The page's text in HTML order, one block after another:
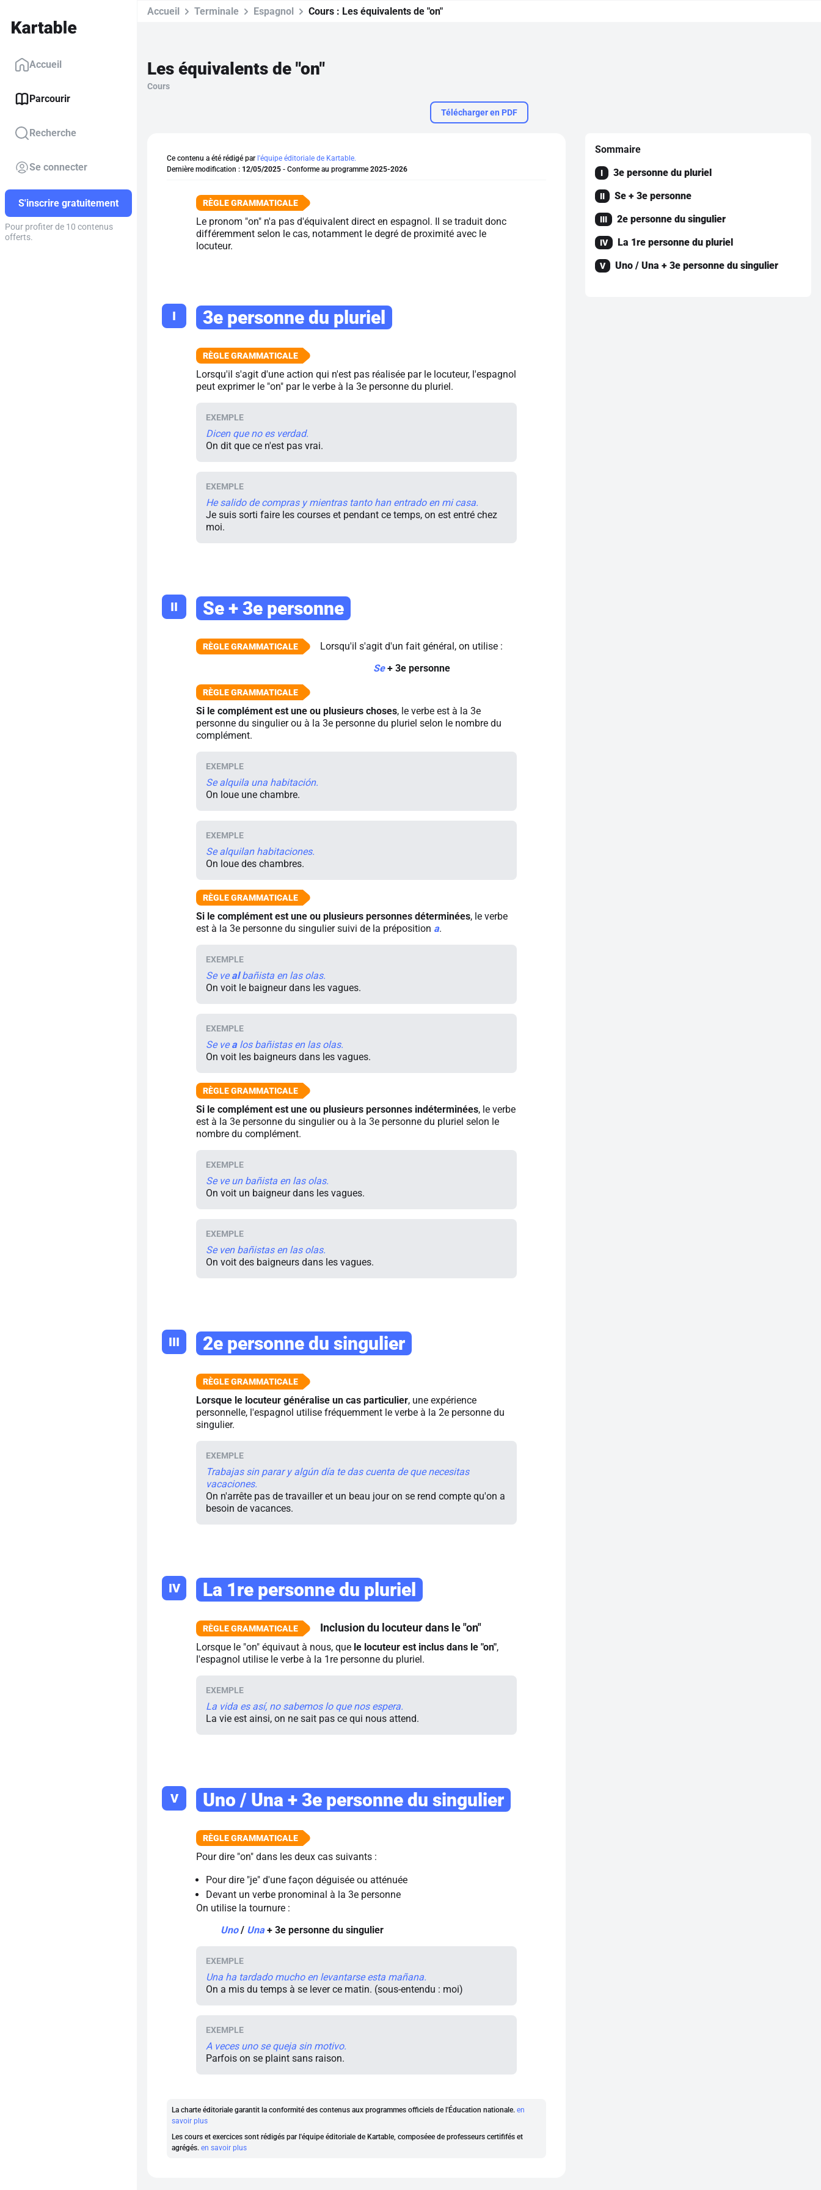
Accueil
Parcourir
Recherche
Se connecter
S'inscrire gratuitement
Pour profiter de 10 contenus
offerts.
Accueil Terminale Espagnol Cours : Les équivalents de "on"
Les équivalents de "on"
Cours
Télécharger en PDF
Sommaire
I 3e personne du pluriel
II Se + 3e personne
III 2e personne du singulier
IV La 1re personne du pluriel
V Uno / Una + 3e personne du singulier
Ce contenu a été rédigé par l'équipe éditoriale de Kartable.
Dernière modification : 12/05/2025 - Conforme au programme 2025-2026
Le pronom "on" n'a pas d'équivalent direct en espagnol. Il se traduit donc
différemment selon le cas, notamment le degré de proximité avec le
locuteur.
I 3e personne du pluriel
Lorsqu'il s'agit d'une action qui n'est pas réalisée par le locuteur, l'espagnol
peut exprimer le "on" par le verbe à la 3e personne du pluriel.
Dicen que no es verdad.
On dit que ce n'est pas vrai.
He salido de compras y mientras tanto han entrado en mi casa.
Je suis sorti faire les courses et pendant ce temps, on est entré chez
moi.
II Se + 3e personne
Lorsqu'il s'agit d'un fait général, on utilise :
Se+ 3e personne
Si le complément est une ou plusieurs choses, le verbe est à la 3e
personne du singulier ou à la 3e personne du pluriel selon le nombre du
complément.
Se alquila una habitación.
On loue une chambre.
Se alquilan habitaciones.
On loue des chambres.
Si le complément est une ou plusieurs personnes déterminées, le verbe
est à la 3e personne du singulier suivi de la préposition a.
Se vealbañista en las olas.
On voit le baigneur dans les vagues.
Se vealos bañistas en las olas.
On voit les baigneurs dans les vagues.
Si le complément est une ou plusieurs personnes indéterminées, le verbe
est à la 3e personne du singulier ou à la 3e personne du pluriel selon le
nombre du complément.
Se ve un bañista en las olas.
On voit un baigneur dans les vagues.
Se ven bañistas en las olas.
On voit des baigneurs dans les vagues.
III 2e personne du singulier
Lorsque le locuteur généralise un cas particulier, une expérience
personnelle, l'espagnol utilise fréquemment le verbe à la 2e personne du
singulier.
Trabajas sin parar y algún día te das cuenta de que necesitas
vacaciones.
On n'arrête pas de travailler et un beau jour on se rend compte qu'on a
besoin de vacances.
IV La 1re personne du pluriel
Inclusion du locuteur dans le "on"
Lorsque le "on" équivaut à nous, que le locuteur est inclus dans le "on",
l'espagnol utilise le verbe à la 1re personne du pluriel.
La vida es así, no sabemos lo que nos espera.
La vie est ainsi, on ne sait pas ce qui nous attend.
V Uno / Una + 3e personne du singulier
Pour dire "on" dans les deux cas suivants :
Pour dire "je" d'une façon déguisée ou atténuée
Devant un verbe pronominal à la 3e personne
On utilise la tournure :
Uno / Una+ 3e personne du singulier
Una ha tardado mucho en levantarse esta mañana.
On a mis du temps à se lever ce matin. (sous-entendu : moi)
A veces uno se queja sin motivo.
Parfois on se plaint sans raison.
La charte éditoriale garantit la conformité des contenus aux programmes officiels de l'Éducation nationale. en
savoir plus
Les cours et exercices sont rédigés par l'équipe éditoriale de Kartable, composéee de professeurs certififés et
agrégés. en savoir plus